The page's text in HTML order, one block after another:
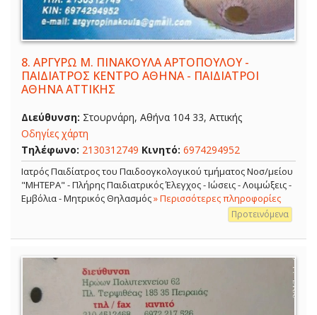
8. ΑΡΓΥΡΩ Μ. ΠΙΝΑΚΟΥΛΑ ΑΡΤΟΠΟΥΛΟΥ -
ΠΑΙΔΙΑΤΡΟΣ ΚΕΝΤΡΟ ΑΘΗΝΑ - ΠΑΙΔΙΑΤΡΟΙ
ΑΘΗΝΑ ΑΤΤΙΚΗΣ
Διεύθυνση: Στουρνάρη, Αθήνα 104 33, Αττικής
Οδηγίες χάρτη
Τηλέφωνο: 2130312749 Κινητό: 6974294952
Ιατρός Παιδίατρος του Παιδοογκολογικού τμήματος Νοσ/μείου
"ΜΗΤΕΡΑ" - Πλήρης Παιδιατρικός Έλεγχος - Ιώσεις - Λοιμώξεις -
Εμβόλια - Μητρικός Θηλασμός» Περισσότερες πληροφορίες
Προτεινόμενα